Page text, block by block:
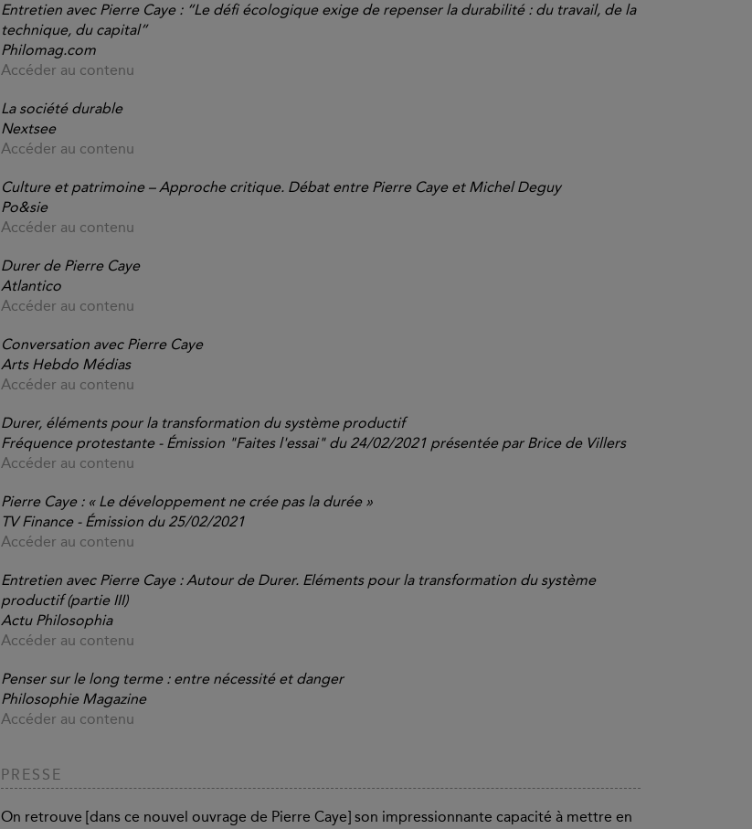
Entretien avec Pierre Caye : “Le défi écologique exige de repenser la durabilité : du travail, de la
technique, du capital”
Philomag.com
Accéder au contenu
La société durable
Nextsee
Accéder au contenu
Culture et patrimoine – Approche critique. Débat entre Pierre Caye et Michel Deguy
Po&sie
Accéder au contenu
Durer de Pierre Caye
Atlantico
Accéder au contenu
Conversation avec Pierre Caye
Arts Hebdo Médias
Accéder au contenu
Durer, éléments pour la transformation du système productif
Fréquence protestante - Émission "Faites l'essai" du 24/02/2021 présentée par Brice de Villers
Accéder au contenu
Pierre Caye : « Le développement ne crée pas la durée »
TV Finance - Émission du 25/02/2021
Accéder au contenu
Entretien avec Pierre Caye : Autour de Durer. Eléments pour la transformation du système
productif (partie III)
Actu Philosophia
Accéder au contenu
Penser sur le long terme : entre nécessité et danger
Philosophie Magazine
Accéder au contenu
PRESSE
On retrouve [dans ce nouvel ouvrage de Pierre Caye] son impressionnante capacité à mettre en